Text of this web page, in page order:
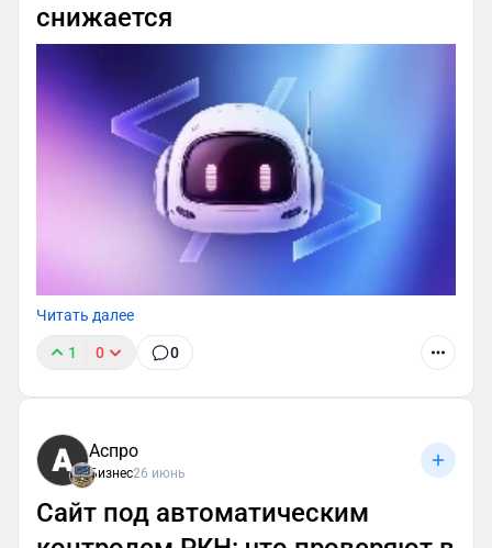
снижается
Читать далее
1 0 0
Аспро
Бизнес26 июнь
Сайт под автоматическим